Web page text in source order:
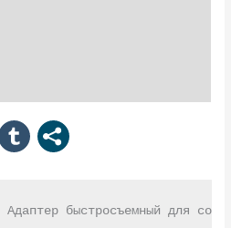
Адаптер быстросъемный для